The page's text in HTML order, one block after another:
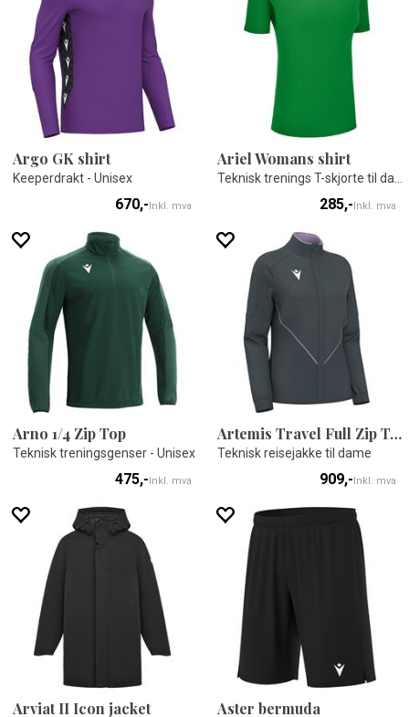
Argo GK shirt
Keeperdrakt - Unisex
670,-Inkl. mva
Ariel Womans shirt
285,-Inkl. mva
Arno 1/4 Zip Top
Teknisk treningsgenser - Unisex
475,-Inkl. mva
Artemis Travel Full Zip Top
Teknisk reisejakke til dame
909,-Inkl. mva
Arviat II Icon jacket Aster bermuda